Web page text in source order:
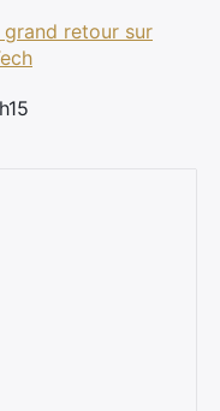
retour sur